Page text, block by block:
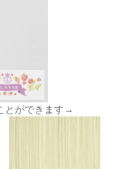
とができます→